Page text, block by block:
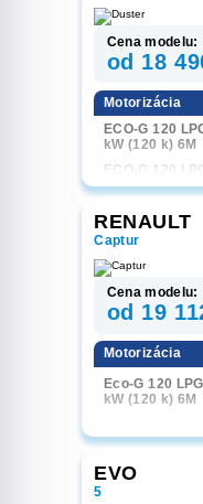
Cena modelu:
od 18
Motorizácia
ECO-G 120
kW (120 k) 6M
ECO-G 120
kW (120 k) 6AT
113 kW (150 k)
6AT
RENAULT
Captur
Cena modelu:
od 19
Motorizácia
Eco-G 120
kW (120 k) 6M
EVO
5